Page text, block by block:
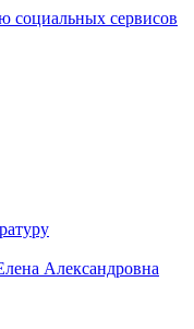
социальных сервисов
Александровна